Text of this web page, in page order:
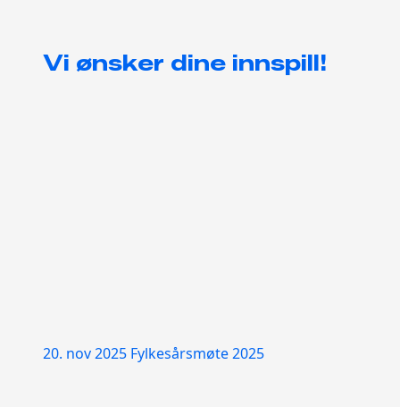
Vi ønsker dine innspill!
20. nov 2025 Fylkesårsmøte 2025